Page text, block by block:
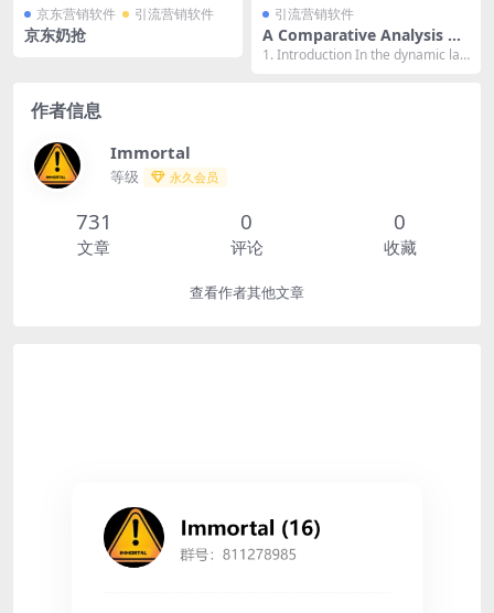
京东营销软件 引流营销软件
京东奶抢
引流营销软件
A Comparative Analysis of
the Advantages and Disad
vantages of Huawei Harm
1. Introduction In the dynamic lan
作者信息
Immortal
等级 永久会员
731
文章
0
评论
0
收藏
查看作者其他文章